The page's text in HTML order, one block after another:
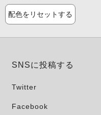
配色をリセットする
SNSに投稿する
Twitter
Facebook